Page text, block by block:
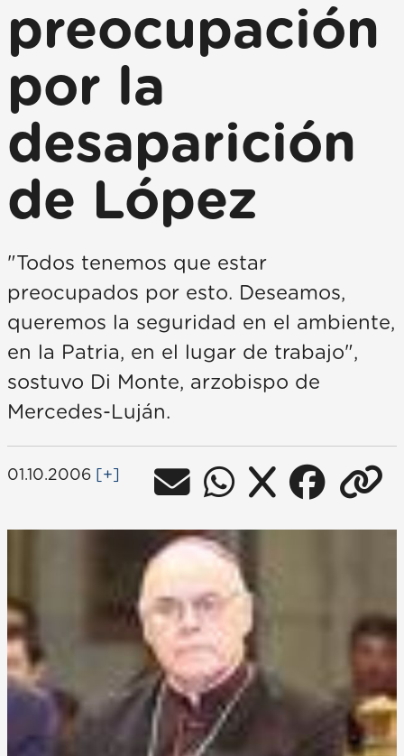
preocupación
por la
desaparición
de López
"Todos tenemos que estar
preocupados por esto. Deseamos,
queremos la seguridad en el ambiente,
en la Patria, en el lugar de trabajo",
sostuvo Di Monte, arzobispo de
Mercedes-Luján.
01.10.2006 [+]